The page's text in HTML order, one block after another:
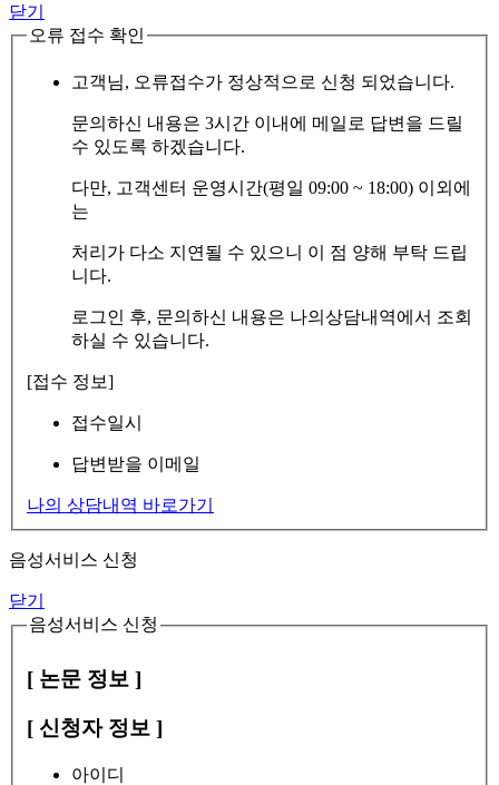
닫기
오류 접수 확인
고객님, 오류접수가 정상적으로 신청 되었습니다.
문의하신 내용은 3시간 이내에 메일로 답변을 드릴
수 있도록 하겠습니다.
다만, 고객센터 운영시간(평일 09:00 ~ 18:00) 이외에
는
처리가 다소 지연될 수 있으니 이 점 양해 부탁 드립
니다.
로그인 후, 문의하신 내용은 나의상담내역에서 조회
하실 수 있습니다.
[접수 정보]
접수일시
답변받을 이메일
나의 상담내역 바로가기
음성서비스 신청
닫기
음성서비스 신청
[ 논문 정보 ]
[ 신청자 정보 ]
아이디